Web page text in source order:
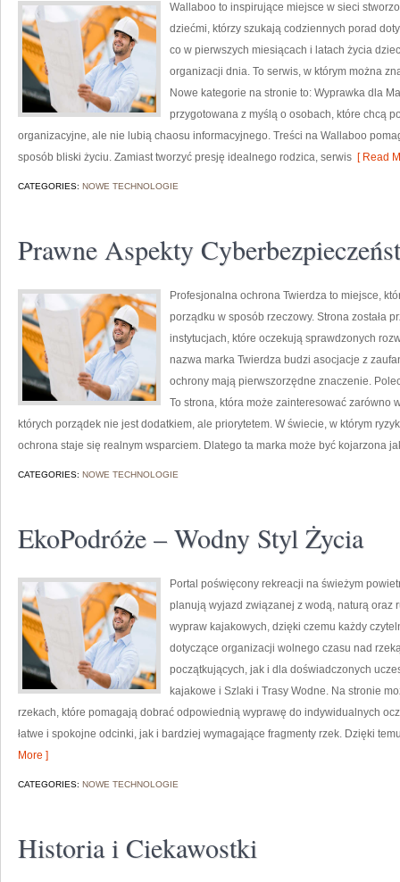
Wallaboo to inspirujące miejsce w sieci
dziećmi, którzy szukają codziennych porad
co w pierwszych miesiącach i latach życia
organizacji dnia. To serwis, w którym można
Nowe kategorie na stronie to: Wyprawka dla
przygotowana z myślą o osobach, które chcą
organizacyjne, ale nie lubią chaosu informacyjnego. Treści na Wallaboo
sposób bliski życiu. Zamiast tworzyć presję idealnego rodzica, serwis [ Read
CATEGORIES: NOWE TECHNOLOGIE
Prawne Aspekty
Profesjonalna ochrona Twierdza to miejsce,
porządku w sposób rzeczowy. Strona została
instytucjach, które oczekują sprawdzonych
nazwa marka Twierdza budzi asocjacje z
ochrony mają pierwszorzędne znaczenie.
To strona, która może zainteresować zarówno
których porządek nie jest dodatkiem, ale priorytetem. W świecie, w którym
ochrona staje się realnym wsparciem. Dlatego ta marka może być kojarzona
CATEGORIES: NOWE TECHNOLOGIE
EkoPodróże – Wodny Styl Życia
Portal poświęcony rekreacji na świeżym
planują wyjazd związanej z wodą, naturą oraz
wypraw kajakowych, dzięki czemu każdy
dotyczące organizacji wolnego czasu nad
początkujących, jak i dla doświadczonych
kajakowe i Szlaki i Trasy Wodne. Na stronie
rzekach, które pomagają dobrać odpowiednią wyprawę do indywidualnych
łatwe i spokojne odcinki, jak i bardziej wymagające fragmenty rzek. Dzięki
More ]
CATEGORIES: NOWE TECHNOLOGIE
Historia i Ciekawostki